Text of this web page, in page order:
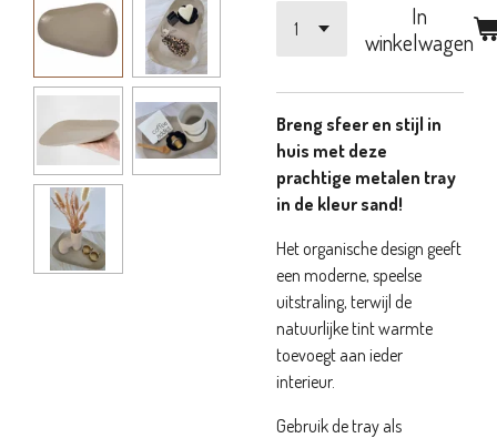
In
winkelwagen
Breng sfeer en stijl in
huis met deze
prachtige metalen tray
in de kleur sand!
Het organische design geeft
een moderne, speelse
uitstraling, terwijl de
natuurlijke tint warmte
toevoegt aan ieder
interieur.
Gebruik de tray als